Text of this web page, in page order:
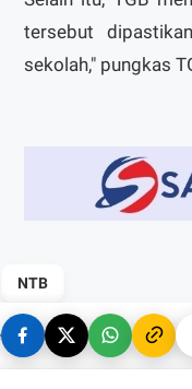
tersebut
sekolah," pungkas
NTB